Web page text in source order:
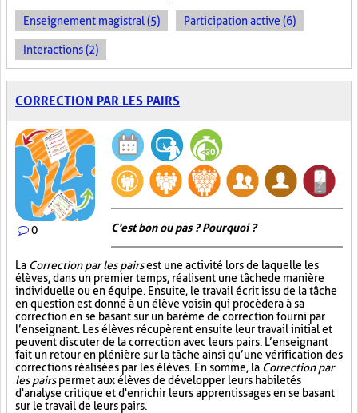
Enseignement magistral (5) Participation active (6)
Interactions (2)
CORRECTION PAR LES PAIRS
0 C'est bon ou pas ? Pourquoi ?
La Correction par les pairsest une activité lors de laquelle les
élèves, dans un premier temps, réalisent une tâche de manière
individuelle ou en équipe. Ensuite, le travail écrit issu de la tâche
en question est donné à un élève voisin qui procèdera à sa
correction en se basant sur un barème de correction fourni par
l’enseignant. Les élèves récupèrent ensuite leur travail initial et
peuvent discuter de la correction avec leurs pairs. L’enseignant
fait un retour en plénière sur la tâche ainsi qu’une vérification des
corrections réalisées par les élèves. En somme, la Correction par
les pairspermet aux élèves de développer leurs habiletés
d'analyse critique et d'enrichir leurs apprentissages en se basant
sur le travail de leurs pairs.